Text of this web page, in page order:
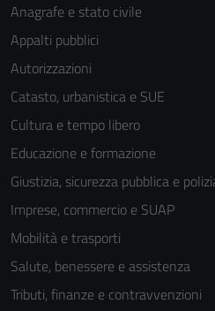
Anagrafe e stato civile
Appalti pubblici
Autorizzazioni
Catasto, urbanistica e SUE
Cultura e tempo libero
Educazione e formazione
Giustizia, sicurezza pubblica e
Imprese, commercio e SUAP
Mobilità e trasporti
Salute, benessere e assistenza
Tributi, finanze e contravvenzioni